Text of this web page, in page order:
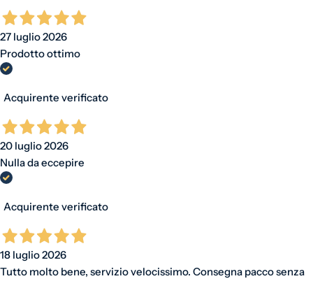
27 luglio 2026
Prodotto ottimo
Acquirente verificato
20 luglio 2026
Nulla da eccepire
Acquirente verificato
18 luglio 2026
Tutto molto bene, servizio velocissimo. Consegna pacco senza